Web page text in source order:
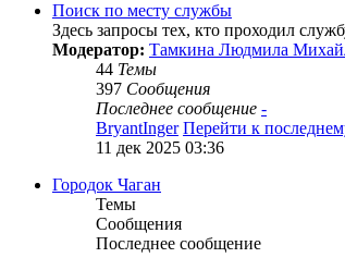
Поиск по месту службы
Здесь запросы тех, кто проходил
Модератор: Тамкина Людмила
44 Темы
397 Сообщения
Последнее сообщение -
BryantInger Перейти к
11 дек 2025 03:36
Городок Чаган
Темы
Сообщения
Последнее сообщение